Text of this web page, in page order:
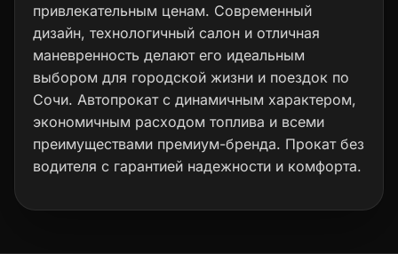
привлекательным ценам. Современный
дизайн, технологичный салон и отличная
маневренность делают его идеальным
выбором для городской жизни и поездок по
Сочи. Автопрокат с динамичным характером,
экономичным расходом топлива и всеми
преимуществами премиум-бренда. Прокат без
водителя с гарантией надежности и комфорта.